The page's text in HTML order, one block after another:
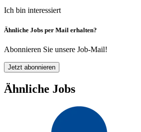
Ich bin interessiert
Ähnliche Jobs per Mail erhalten?
Abonnieren Sie unsere Job-Mail!
Jetzt abonnieren
Ähnliche Jobs